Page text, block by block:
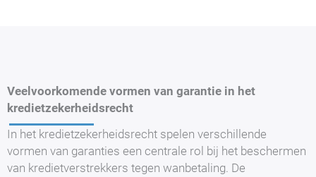
Veelvoorkomende vormen van garantie in het
kredietzekerheidsrecht
In het kredietzekerheidsrecht spelen verschillende
vormen van garanties een centrale rol bij het beschermen
van kredietverstrekkers tegen wanbetaling. De